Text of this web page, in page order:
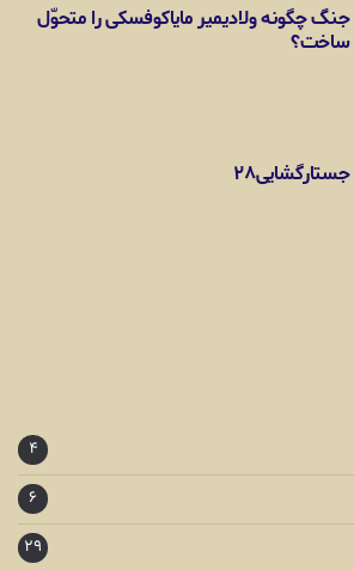
جنگ چگونه ولادیمیر مایاکوفسکی را متحوّل
ساخت؟
جستارگشایی۲۸
۴
۶
۲۹